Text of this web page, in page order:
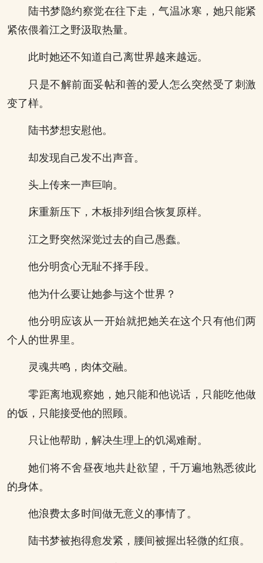
陆书梦隐约察觉在往下走，气温冰寒，她只能紧
紧依偎着江之野汲取热量。
此时她还不知道自己离世界越来越远。
只是不解前面妥帖和善的爱人怎么突然受了刺激
变了样。
陆书梦想安慰他。
却发现自己发不出声音。
头上传来一声巨响。
床重新压下，木板排列组合恢复原样。
江之野突然深觉过去的自己愚蠢。
他分明贪心无耻不择手段。
他为什么要让她参与这个世界？
他分明应该从一开始就把她关在这个只有他们两
个人的世界里。
灵魂共鸣，肉体交融。
零距离地观察她，她只能和他说话，只能吃他做
的饭，只能接受他的照顾。
只让他帮助，解决生理上的饥渴难耐。
她们将不舍昼夜地共赴欲望，千万遍地熟悉彼此
的身体。
他浪费太多时间做无意义的事情了。
陆书梦被抱得愈发紧，腰间被握出轻微的红痕。